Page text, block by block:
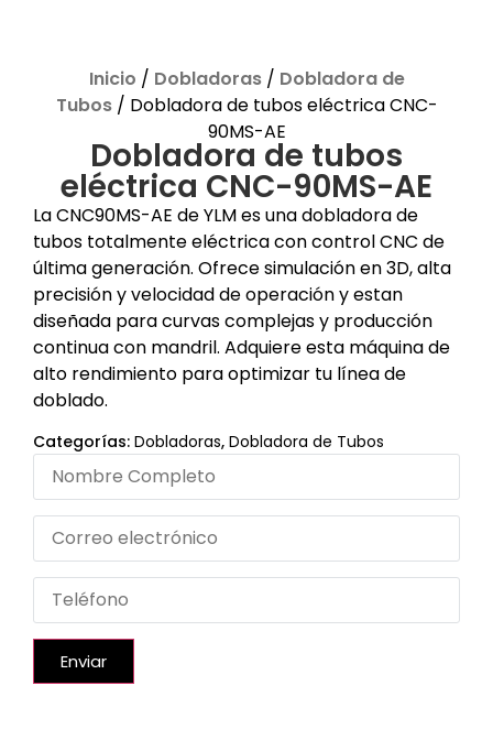
Inicio / Dobladoras/ Dobladora de
Tubos/ Dobladora de tubos eléctrica CNC-
90MS-AE
Dobladora de tubos
eléctrica CNC-90MS-AE
La CNC90MS-AE de YLM es una dobladora de
tubos totalmente eléctrica con control CNC de
última generación. Ofrece simulación en 3D, alta
precisión y velocidad de operación y estan
diseñada para curvas complejas y producción
continua con mandril. Adquiere esta máquina de
alto rendimiento para optimizar tu línea de
doblado.
Categorías: Dobladoras, Dobladora de Tubos
Enviar